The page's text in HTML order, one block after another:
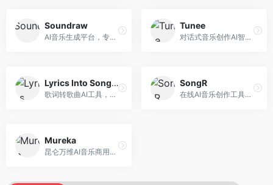
Soundraw
AI音乐生成平台，专注于免版税音乐创作。面向视频创作者和内容制作者，提供背景音乐生成、音乐定制等服务，音乐版权清晰，适合视频配乐场景。
Tunee
对话式音乐创作AI智能体，支持自然语言交互创作。面向音乐爱好者，通过对话方式完成音乐创作，交互体验友好，创作过程直观。
Lyrics Into Song AI
歌词转歌曲AI工具，支持将歌词转化为完整歌曲。面向歌词创作者和音乐爱好者，提供歌词谱曲、编曲制作等服务，歌词音乐化效率高。
SongR
在线AI音乐创作工具，支持歌词与旋律一体化生成。面向内容创作者和音乐爱好者，提供歌词创作、旋律生成、音乐制作等服务，操作简便，创作速度快。
Mureka
昆仑万维AI音乐商用创作平台，专注于商业音乐授权。面向企业和商业用户，提供版权音乐生成、商用授权等服务，音乐版权清晰，商业应用安全。